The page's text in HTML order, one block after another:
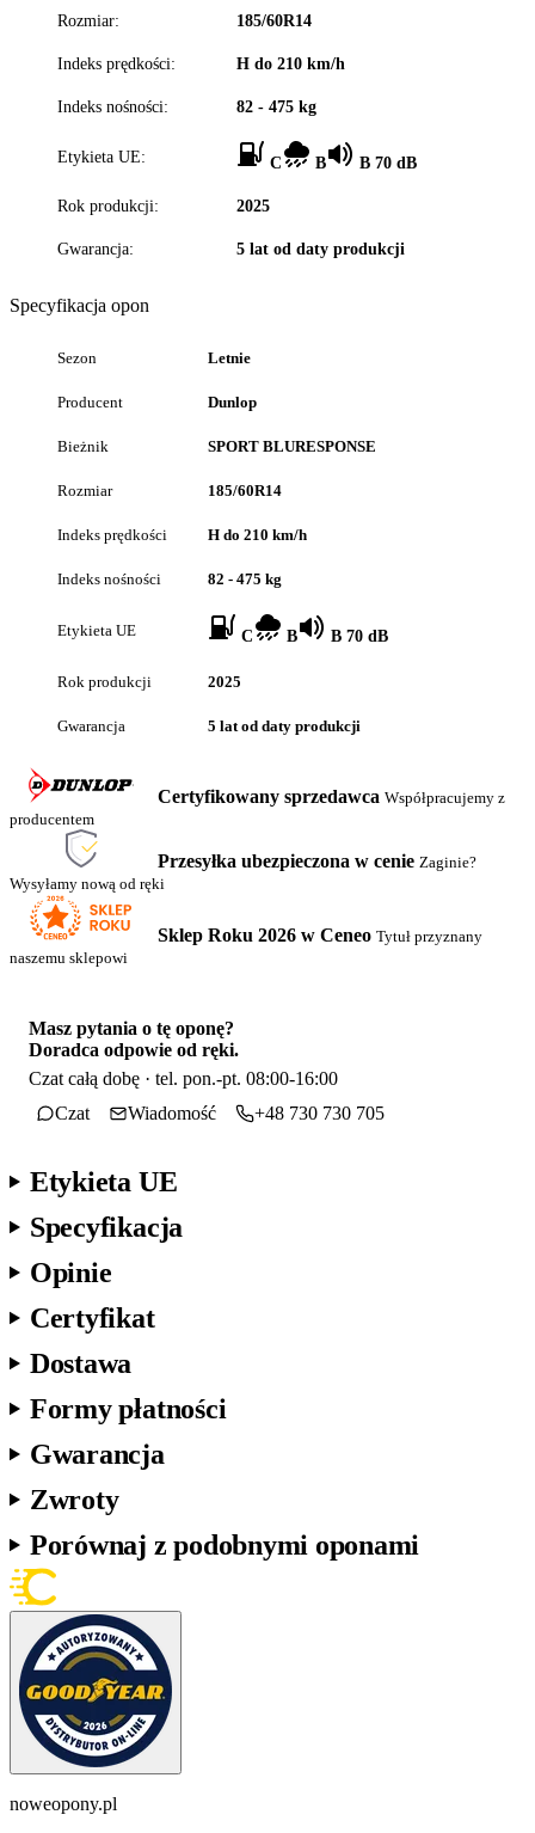
Rozmiar: 185/60R14
Indeks prędkości: H do 210 km/h
Indeks nośności: 82 - 475 kg
Etykieta UE: C B B 70 dB
Rok produkcji: 2025
Gwarancja: 5 lat od daty produkcji
Specyfikacja opon
Sezon Letnie
Producent Dunlop
Bieżnik SPORT BLURESPONSE
Rozmiar 185/60R14
Indeks prędkości H do 210 km/h
Indeks nośności 82 - 475 kg
Etykieta UE C B B 70 dB
Rok produkcji 2025
Gwarancja 5 lat od daty produkcji
Certyfikowany sprzedawca Współpracujemy z
producentem
Przesyłka ubezpieczona w cenie Zaginie?
Wysyłamy nową od ręki
Sklep Roku 2026 w Ceneo Tytuł przyznany
naszemu sklepowi
Masz pytania o tę oponę?
Doradca odpowie od ręki.
Czat całą dobę · tel. pon.-pt. 08:00-16:00
Czat
Wiadomość +48 730 730 705
Etykieta UE
Specyfikacja
Opinie
Certyfikat
Dostawa
Formy płatności
Gwarancja
Zwroty
Porównaj z podobnymi oponami
noweopony.pl